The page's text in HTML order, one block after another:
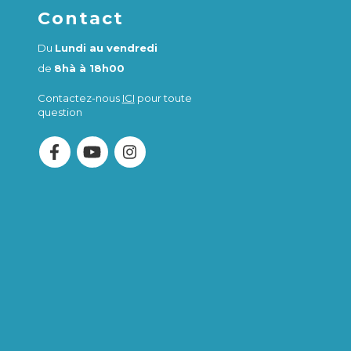
Contact
Du Lundi au vendredi
de 8hà à 18h00
Contactez-nous ICI pour toute
question